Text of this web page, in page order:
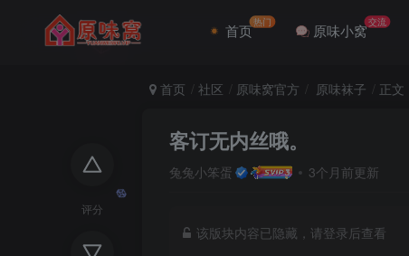
首页热门 原味小窝交流
评分
首页 社区 原味窝官方 原味袜子 正文
客订无内丝哦。
兔兔小笨蛋 3个月前更新
该版块内容已隐藏，请登录后查看